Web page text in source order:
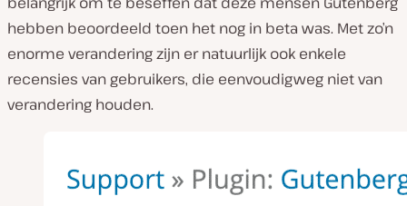
hebben beoordeeld toen het nog in beta was. Met zo’n
enorme verandering zijn er natuurlijk ook enkele
recensies van gebruikers, die eenvoudigweg niet van
verandering houden.